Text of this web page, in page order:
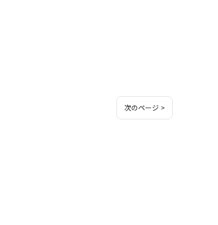
次のページ >